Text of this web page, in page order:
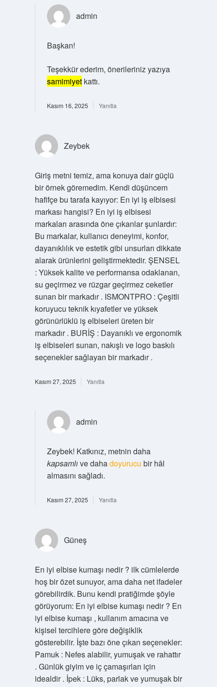
admin
Başkan!
Teşekkür ederim, önerileriniz yazıya
samimiyetkattı.
Kasım 16, 2025 Yanıtla
Zeybek
Giriş metni temiz, ama konuya dair güçlü
bir örnek göremedim. Kendi düşüncem
hafifçe bu tarafa kayıyor: En iyi iş elbisesi
markası hangisi? En iyi iş elbisesi
markaları arasında öne çıkanlar şunlardır:
Bu markalar, kullanıcı deneyimi, konfor,
dayanıklılık ve estetik gibi unsurları dikkate
alarak ürünlerini geliştirmektedir. ŞENSEL
: Yüksek kalite ve performansa odaklanan,
su geçirmez ve rüzgar geçirmez ceketler
sunan bir markadır . ISMONTPRO : Çeşitli
koruyucu teknik kıyafetler ve yüksek
görünürlüklü iş elbiseleri üreten bir
markadır . BURİŞ : Dayanıklı ve ergonomik
iş elbiseleri sunan, nakışlı ve logo baskılı
seçenekler sağlayan bir markadır .
Kasım 27, 2025 Yanıtla
admin
Zeybek! Katkınız, metnin daha
kapsamlıve dahadoyurucu bir hâl
almasını sağladı.
Kasım 27, 2025 Yanıtla
Güneş
En iyi elbise kumaşı nedir ? ilk cümlelerde
hoş bir özet sunuyor, ama daha net ifadeler
görebilirdik. Bunu kendi pratiğimde şöyle
görüyorum: En iyi elbise kumaşı nedir ? En
iyi elbise kumaşı , kullanım amacına ve
kişisel tercihlere göre değişiklik
gösterebilir. İşte bazı öne çıkan seçenekler:
Pamuk : Nefes alabilir, yumuşak ve rahattır
. Günlük giyim ve iç çamaşırları için
idealdir . İpek : Lüks, parlak ve yumuşak bir